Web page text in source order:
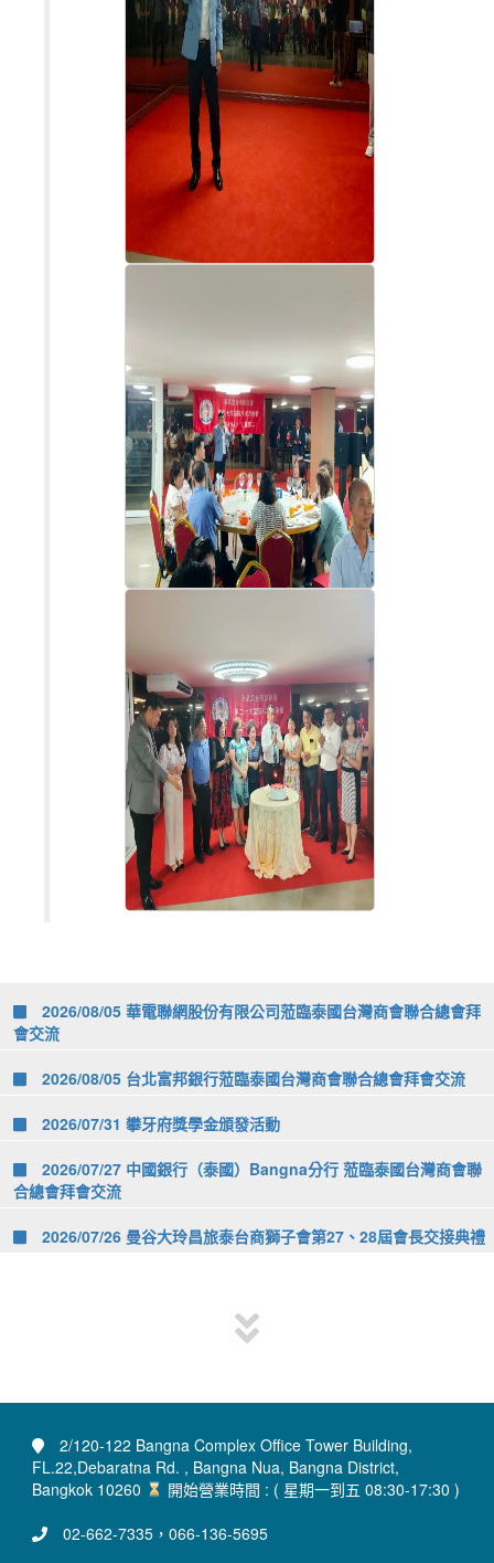
2026/08/05 華電聯網股份有限公司蒞臨泰國台灣商會聯合總會拜
會交流
2026/08/05 台北富邦銀行蒞臨泰國台灣商會聯合總會拜會交流
2026/07/31 攀牙府獎學金頒發活動
2026/07/27 中國銀行（泰國）Bangna分行 蒞臨泰國台灣商會聯
合總會拜會交流
2026/07/26 曼谷大玲昌旅泰台商獅子會第27、28屆會長交接典禮
2/120-122 Bangna Complex Office Tower Building,
FL.22,Debaratna Rd. , Bangna Nua, Bangna District,
Bangkok 10260
開始營業時間 : ( 星期一到五 08:30-17:30 )
02-662-7335，066-136-5695